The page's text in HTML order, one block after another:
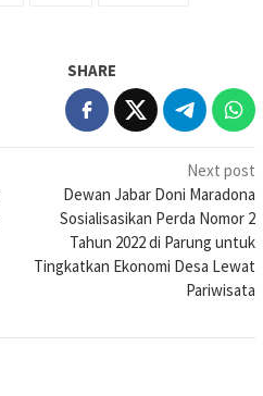
SHARE
Next post
Dewan Jabar Doni Maradona
Sosialisasikan Perda Nomor 2
Tahun 2022 di Parung untuk
Tingkatkan Ekonomi Desa Lewat
Pariwisata